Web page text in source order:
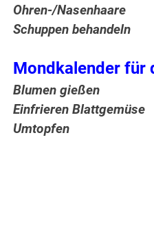
Ohren-/Nasenhaare
Schuppen behandeln
Mondkalender für
Blumen gießen
Einfrieren Blattgemüse
Umtopfen